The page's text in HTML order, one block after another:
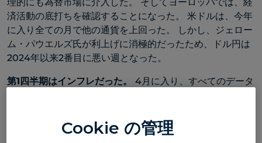
済活動の底打ちを確認することになった。 米ドルは、今年
に入り全ての月で他の通貨を上回った。 しかし、ジェロー
ム・パウエルズ氏が利上げに消極的だったため、ドル円は
2024年以来2番目に悪い週となった。
第1四半期はインフレだった。 4月に入り、すべてのデータ
た雇用コスト指数、単位労働コスト、製造業PMIの価格指
数という3つの米インフレ指標は、いずれも上昇に転じ
Cookie の管理